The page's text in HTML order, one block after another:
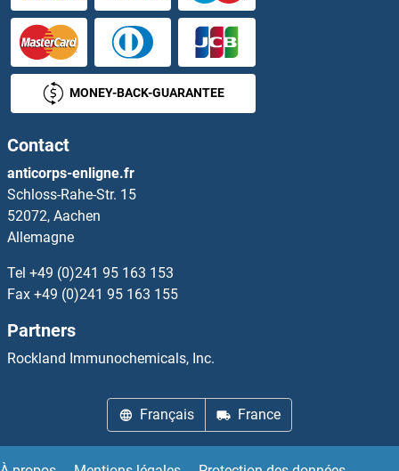
CALML4 Protéines
CALML5 Protéines
Calmodulin 1 Protéines
Calmodulin 2 Protéines
Calmodulin-Lysine N-Methyltransferase Protéines
Calneuron 1 Protéines
Calnexin Protéines
Calpain 15/SOLH Protéines
Calpain 2 Protéines
MONEY-BACK-GUARANTEE
Contact
anticorps-enligne.fr
Schloss-Rahe-Str. 15
52072, Aachen
Allemagne
Tel +49 (0)241 95 163 153
Fax +49 (0)241 95 163 155
Partners
Rockland Immunochemicals, Inc.
Français France